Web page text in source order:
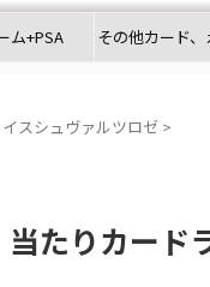
ム+PSA その他カード
イスシュヴァルツロゼ >
当たりカー